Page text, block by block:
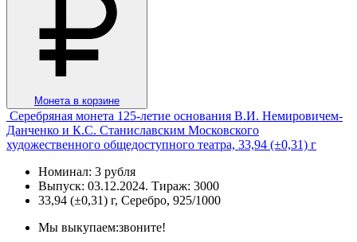
Монета в корзине
Серебряная монета 125-летие основания В.И. Немировичем-
Данченко и К.С. Станиславским Московского
художественного общедоступного театра, 33,94 (±0,31) г
Номинал: 3 рубля
Выпуск: 03.12.2024. Тираж: 3000
33,94 (±0,31) г, Серебро, 925/1000
Мы выкупаем:звоните!